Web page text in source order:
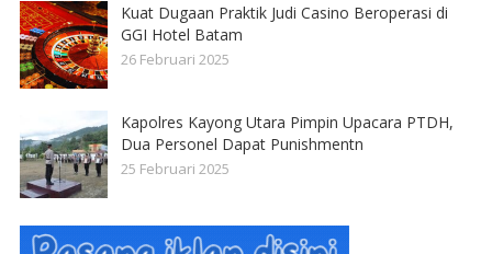
Kuat Dugaan Praktik Judi Casino Beroperasi di
GGI Hotel Batam
26 Februari 2025
Kapolres Kayong Utara Pimpin Upacara PTDH,
Dua Personel Dapat Punishmentn
25 Februari 2025